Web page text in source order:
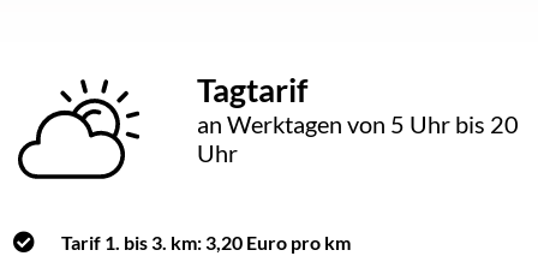
Tagtarif
an Werktagen von 5 Uhr bis 20
Uhr
Tarif 1. bis 3. km: 3,20 Euro pro km